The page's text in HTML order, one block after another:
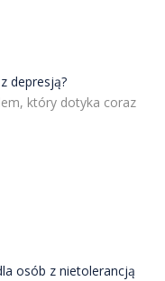
depresją?
który dotyka coraz
osób z nietolerancją